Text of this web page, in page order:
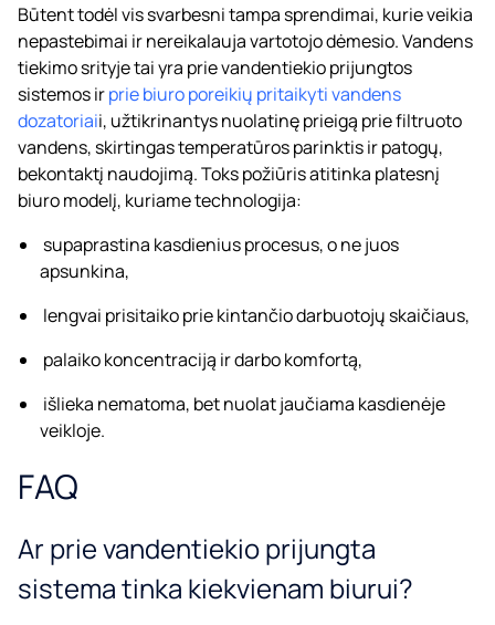
Būtent todėl vis svarbesni tampa sprendimai, kurie veikia
nepastebimai ir nereikalauja vartotojo dėmesio. Vandens
tiekimo srityje tai yra prie vandentiekio prijungtos
sistemos irprie biuro poreikių pritaikyti vandens
dozatoriaii, užtikrinantys nuolatinę prieigą prie filtruoto
vandens, skirtingas temperatūros parinktis ir patogų,
bekontaktį naudojimą. Toks požiūris atitinka platesnį
biuro modelį, kuriame technologija:
supaprastina kasdienius procesus, o ne juos
apsunkina,
lengvai prisitaiko prie kintančio darbuotojų skaičiaus,
palaiko koncentraciją ir darbo komfortą,
išlieka nematoma, bet nuolat jaučiama kasdienėje
veikloje.
FAQ
Ar prie vandentiekio prijungta
sistema tinka kiekvienam biurui?